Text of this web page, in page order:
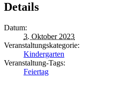
Details
Datum:
3. Oktober 2023
Veranstaltungskategorie:
Kindergarten
Veranstaltung-Tags:
Feiertag